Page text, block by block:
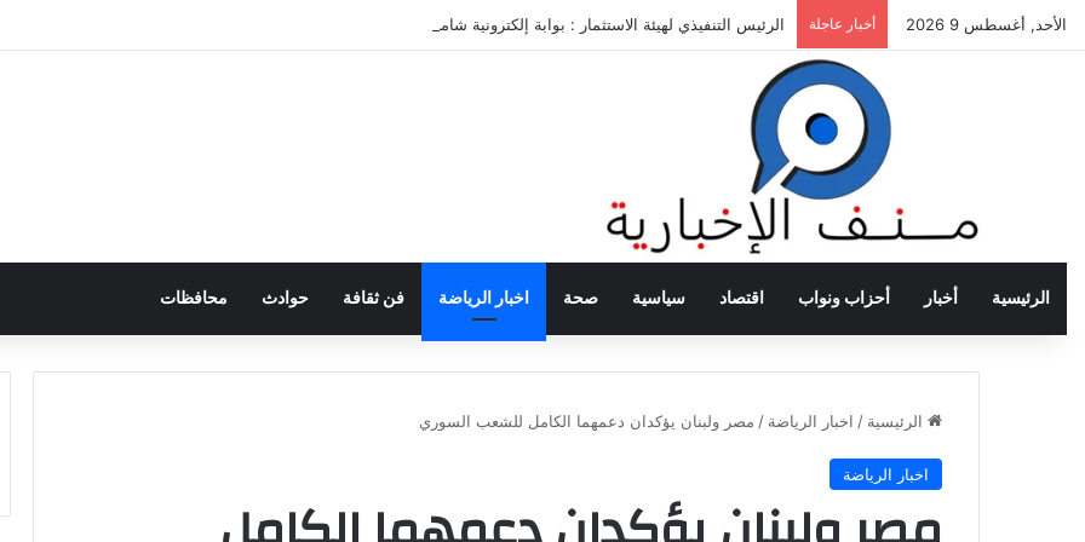
الأحد, أغسطس 9 2026 أخبار عاجلة الرئيس التنفيذي لهيئة الاستثمار : بوابة إلكترونية شاملة تجمع كل خدمات الهيئة ومنصاتها الرقمية في مكان واحد
الرئيسية أخبار أحزاب ونواب اقتصاد سياسية صحة اخبار الرياضة فن ثقافة حوادث محافظات
الرئيسية / اخبار الرياضة / مصر ولبنان يؤكدان دعمهما الكامل للشعب السوري
اخبار الرياضة